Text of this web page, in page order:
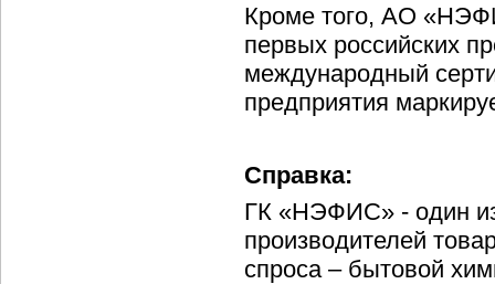
Кроме того, АО
первых российских
международный
предприятия
Справка:
ГК «НЭФИС» - один
производителей
спроса – бытовой